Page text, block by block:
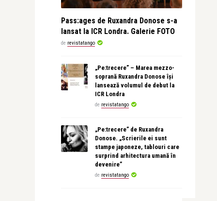
Pass:ages de Ruxandra Donose s-a
lansat la ICR Londra. Galerie FOTO
de revistatango
„Pe:trecere” – Marea mezzo-
soprană Ruxandra Donose își
lansează volumul de debut la
ICR Londra
de revistatango
„Pe:trecere” de Ruxandra
Donose. „Scrierile ei sunt
stampe japoneze, tablouri care
surprind arhitectura umană în
devenire”
de revistatango